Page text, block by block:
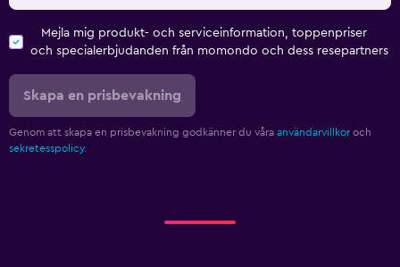
Mejla mig produkt- och serviceinformation, toppenpriser
och specialerbjudanden från momondo och dess resepartners
Skapa en prisbevakning
Genom att skapa en prisbevakning godkänner du våra användarvillkor och
sekretesspolicy.